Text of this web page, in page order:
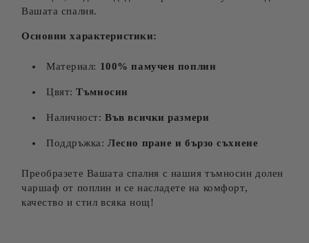
Вашата спалня.
Основни характеристики:
Материал: 100% памучен поплин
Цвят:Тъмносин
Наличност:Във всички размери
Поддръжка:Лесно пране и бързо съхнене
Преобразете Вашата спалня с нашия тъмносин долен
чаршаф от поплин и се насладете на комфорт,
качество и стил всяка нощ!